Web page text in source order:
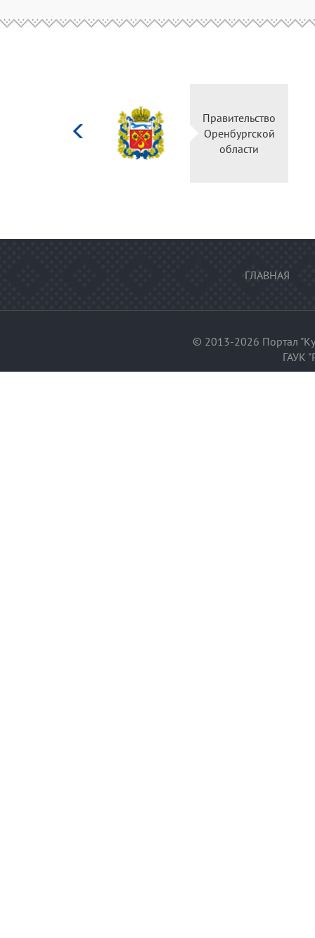
культуры
Российской
Правительство
Оренбургской
области
ГЛАВНАЯ
© 2013-2026 Портал
ГАУК